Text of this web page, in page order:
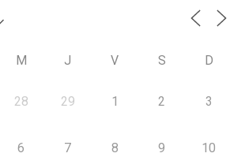
M J V S D
28 29 1 2 3
6 7 8 9 10